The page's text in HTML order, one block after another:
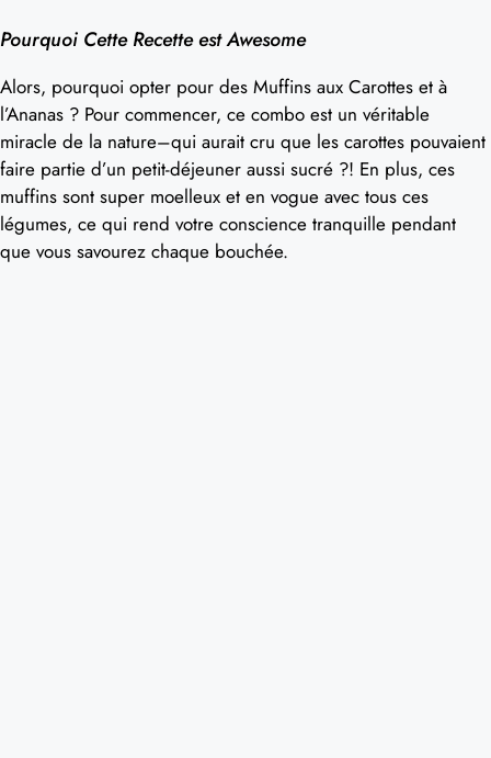
Pourquoi Cette Recette est Awesome
Alors, pourquoi opter pour des Muffins aux Carottes et à
l’Ananas ? Pour commencer, ce combo est un véritable
miracle de la nature–qui aurait cru que les carottes pouvaient
faire partie d’un petit-déjeuner aussi sucré ?! En plus, ces
muffins sont super moelleux et en vogue avec tous ces
légumes, ce qui rend votre conscience tranquille pendant
que vous savourez chaque bouchée.